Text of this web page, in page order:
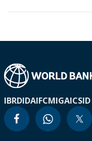
IBRDIDAIFCMIGAICSID